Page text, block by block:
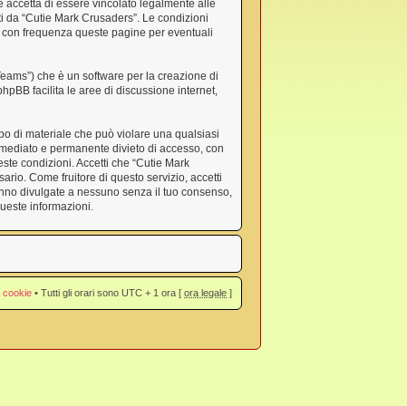
accetta di essere vincolato legalmente alle
“Cutie Mark Crusaders”. Le condizioni
frequenza queste pagine per eventuali
che è un software per la creazione di
facilita le aree di discussione internet,
di materiale che può violare una qualsiasi
e permanente divieto di accesso, con
condizioni. Accetti che “Cutie Mark
Come fruitore di questo servizio, accetti
divulgate a nessuno senza il tuo consenso,
informazioni.
cookie • Tutti gli orari sono UTC + 1 ora [ ora legale ]